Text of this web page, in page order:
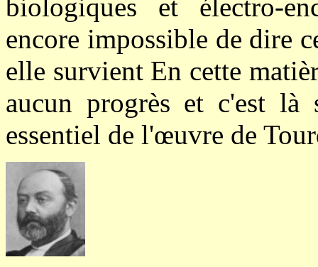
biologiques et électro-
encore impossible de dire
elle survient En cette
aucun progrès et c'est là
essentiel de l'œuvre de